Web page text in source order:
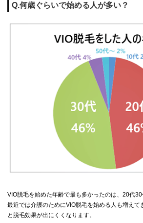
Q.何歳ぐらいで始める人が多い？
VIO脱毛を始めた年齢で最も多かったのは、20代30
最近では介護のためにVIO脱毛を始める人も増えて
と脱毛効果が出にくくなります。